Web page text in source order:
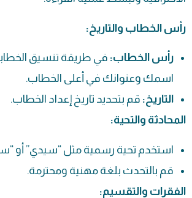
رأس الخطاب والتاريخ:
رأس الخطاب: في طريقة تنسيق
اسمك وعنوانك في أعلى الخطاب.
التاريخ: قم بتحديد تاريخ إعداد الخطاب.
المحادثة والتحية:
استخدم تحية رسمية مثل “سيدي” أو
قم بالتحدث بلغة مهنية ومحترمة.
الفقرات والتقسيم: